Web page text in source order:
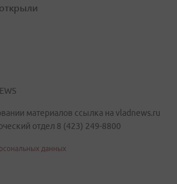
материалов ссылка на vladnews.ru
отдел 8 (423) 249-8800
данных